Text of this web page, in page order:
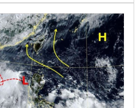
南季風氣流向北到東北方向移動。